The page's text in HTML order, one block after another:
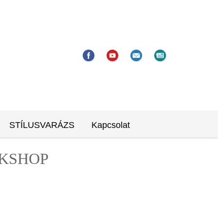
STÍLUSVARÁZS Kapcsolat